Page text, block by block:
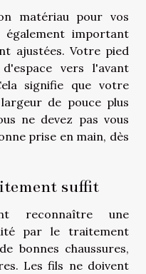
matériau pour vos
également important
ajustées. Votre pied
vers l'avant
signifie que votre
de pouce plus
ne devez pas vous
prise en main, dès
suffit
reconnaître une
par le traitement
bonnes chaussures,
Les fils ne doivent